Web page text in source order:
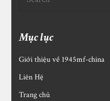
Mục lục
Giới thiệu về 1945mf-china
Liên Hệ
Trang chủ